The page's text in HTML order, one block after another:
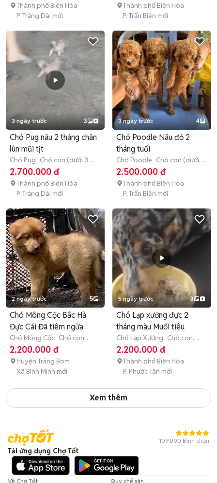
Thành phố Biên Hòa
P. Trảng Dài mới
Thành phố Biên Hòa
P. Trấn Biên mới
3 ngày trước 3
Chó Pug nâu 2 tháng chân
lùn mũi tịt
Chó Pug Chó con (dưới 3
tháng tuổi)
2.700.000 đ
Thành phố Biên Hòa
P. Trảng Dài mới
3 ngày trước 4
Chó Poodle Nâu đỏ 2
tháng tuổi
Chó Poodle Chó con (dưới 3
tháng tuổi)
2.500.000 đ
Thành phố Biên Hòa
P. Trấn Biên mới
2 ngày trước 5
Chó Mông Cộc Bắc Hà
Đực Cái Đã tiêm ngừa
Chó Mông Cộc Chó con
(dưới 3 tháng tuổi)
2.200.000 đ
Huyện Trảng Bom
Xã Bình Minh mới
5 ngày trước 3
Chó Lạp xưởng đực 2
tháng màu Muối tiêu
Chó Lạp Xưởng Chó con
(dưới 3 tháng tuổi)
2.200.000 đ
Thành phố Biên Hòa
P. Phước Tân mới
Xem thêm
109.000 Bình chọn
Tải ứng dụng Chợ Tốt
Về Chợ Tốt Quy chế sàn